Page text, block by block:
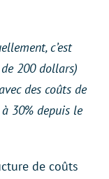
c’est
200 dollars)
des coûts de
30% depuis le
de coûts